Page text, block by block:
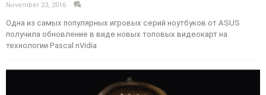
November 23, 2016
Одна из самых популярных игровых серий ноутбуков от ASUS
получила обновление в виде новых топовых видеокарт на
технологии Pascal nVidia